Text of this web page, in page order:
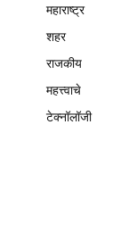
महाराष्ट्र
शहर
राजकीय
महत्त्वाचे
टेक्नॉलॉजी